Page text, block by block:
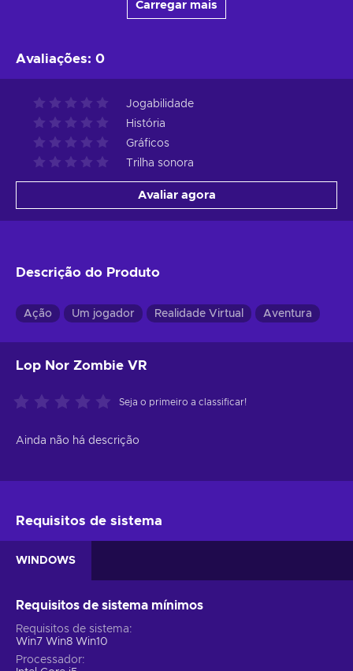
Carregar mais
Avaliações: 0
Jogabilidade
História
Gráficos
Trilha sonora
Avaliar agora
Descrição do Produto
Ação Um jogador Realidade Virtual Aventura
Lop Nor Zombie VR
Seja o primeiro a classificar!
Ainda não há descrição
Requisitos de sistema
WINDOWS
Requisitos de sistema mínimos
Requisitos de sistema
Win7 Win8 Win10
Processador